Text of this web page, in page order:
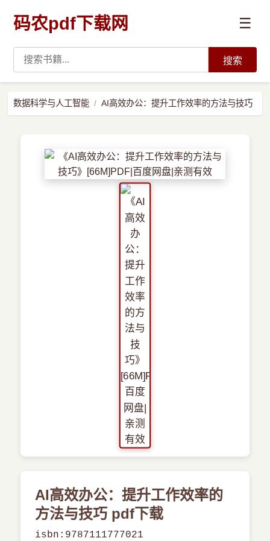
码农pdf下载网 ☰
搜索
数据科学与人工智能 AI高效办公：提升工作效率的方法与技巧
AI高效办公：提升工作效率的
方法与技巧 pdf下载
isbn:9787111777021